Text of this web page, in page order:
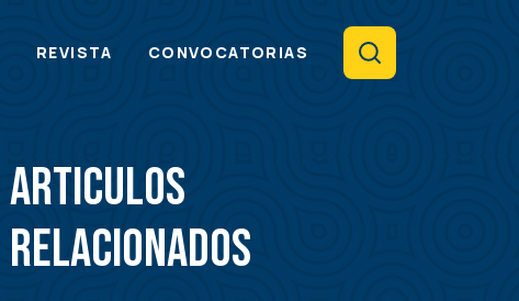
REVISTA CONVOCATORIAS Search
Articulos
Relacionados